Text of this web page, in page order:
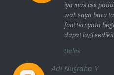
iya mas css
wah saya baru
font ternyata
dapat lagi
Balas
Adi Nugraha Y